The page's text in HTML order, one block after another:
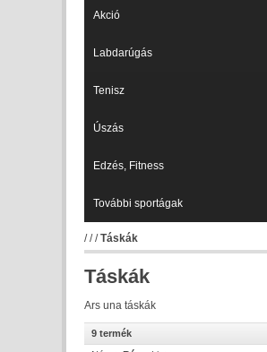
Akció
Labdarúgás
Tenisz
Úszás
Edzés, Fitness
További sportágak
///Táskák
Táskák
Ars una táskák
9 termék